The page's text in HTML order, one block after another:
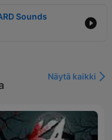
Sounds
Näytä kaikki